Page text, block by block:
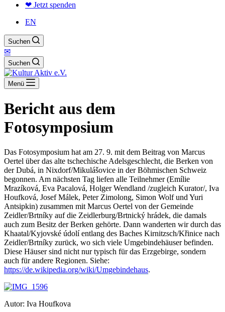
❤ Jetzt spenden
EN
Suchen
✉
Suchen
Menü
Bericht aus dem
Fotosymposium
Das Fotosymposium hat am 27. 9. mit dem Beitrag von Marcus
Oertel über das alte tschechische Adelsgeschlecht, die Berken von
der Dubá, in Nixdorf/Mikulášovice in der Böhmischen Schweiz
begonnen. Am nächsten Tag liefen alle Teilnehmer (Emílie
Mrazíková, Eva Pacalová, Holger Wendland /zugleich Kurator/, Iva
Houfková, Josef Málek, Peter Zimolong, Simon Wolf und Yuri
Antsipkin) zusammen mit Marcus Oertel von der Gemeinde
Zeidler/Brtníky auf die Zeidlerburg/Brtnický hrádek, die damals
auch zum Besitz der Berken gehörte. Dann wanderten wir durch das
Khaatal/Kyjovské údolí entlang des Baches Kirnitzsch/Křinice nach
Zeidler/Brtníky zurück, wo sich viele Umgebindehäuser befinden.
Diese Häuser sind nicht nur typisch für das Erzgebirge, sondern
auch für andere Regionen. Siehe:
https://de.wikipedia.org/wiki/Umgebindehaus.
Autor: Iva Houfkova